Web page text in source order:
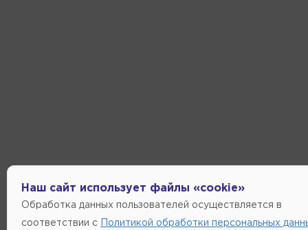
Наш сайт использует файлы «cookie»
Обработка данных пользователей осуществляется в
соответствии с Политикой обработки персональных